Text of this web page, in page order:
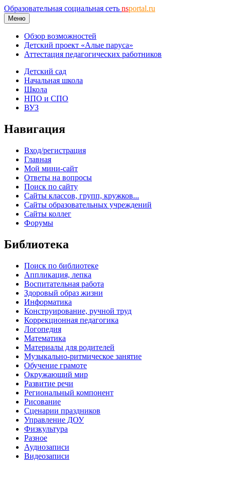
Образовательная социальная сеть nsportal.ru
Меню
Обзор возможностей
Детский проект «Алые паруса»
Аттестация педагогических работников
Детский сад
Начальная школа
Школа
НПО и СПО
ВУЗ
Навигация
Вход/регистрация
Главная
Мой мини-сайт
Ответы на вопросы
Поиск по сайту
Сайты классов, групп, кружков...
Сайты образовательных учреждений
Сайты коллег
Форумы
Библиотека
Поиск по библиотеке
Аппликация, лепка
Воспитательная работа
Здоровый образ жизни
Информатика
Конструирование, ручной труд
Коррекционная педагогика
Логопедия
Математика
Материалы для родителей
Музыкально-ритмическое занятие
Обучение грамоте
Окружающий мир
Развитие речи
Региональный компонент
Рисование
Сценарии праздников
Управление ДОУ
Физкультура
Разное
Аудиозаписи
Видеозаписи